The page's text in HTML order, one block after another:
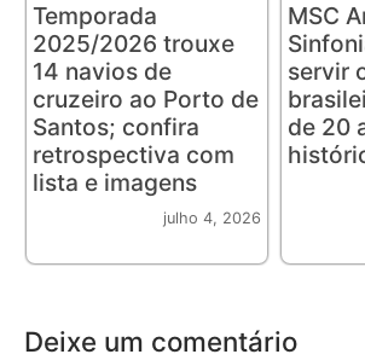
Temporada
2025/2026 trouxe
14 navios de
cruzeiro ao Porto de
Santos; confira
retrospectiva com
lista e imagens
julho 4, 2026
MSC
servir
de 20
Deixe um comentário